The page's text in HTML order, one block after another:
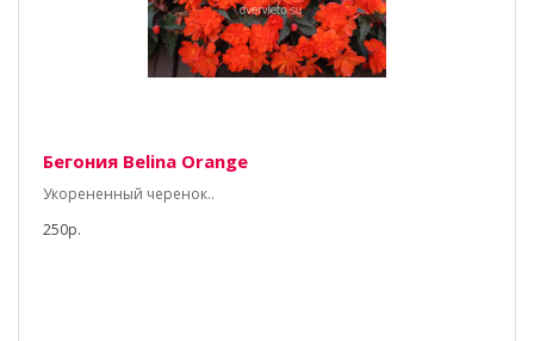
Бегония Belina Orange
Укорененный черенок..
250р.